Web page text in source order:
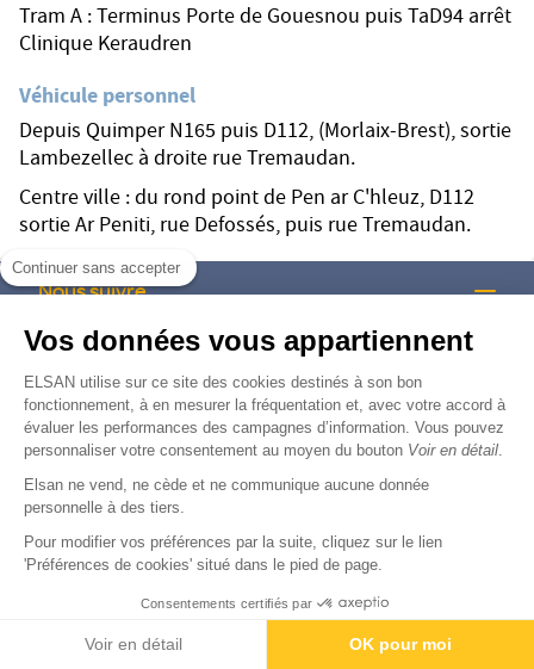
Continuer sans accepter
Vos données vous appartiennent
ELSAN utilise sur ce site des cookies destinés à son bon
fonctionnement, à en mesurer la fréquentation et, avec votre accord à
évaluer les performances des campagnes d’information. Vous pouvez
personnaliser votre consentement au moyen du bouton Voir en détail
Elsan ne vend, ne cède et ne communique aucune donnée
personnelle à des tiers.
Pour modifier vos préférences par la suite, cliquez sur le lien
'Préférences de cookies' situé dans le pied de page.
Consentements certifiés par
Voir en détail OK pour moi
Tram A : Terminus Porte de Gouesnou puis TaD94 arrêt
Clinique Keraudren
Véhicule personnel
Depuis Quimper N165 puis D112, (Morlaix-Brest), sortie
Lambezellec à droite rue Tremaudan.
Centre ville : du rond point de Pen ar C'hleuz, D112
sortie Ar Peniti, rue Defossés, puis rue Tremaudan.
Nous suivre
facebook-brands
instagramlinkedin-brands
tiktok-brands
youtube
Nous trouver
Nous rejoindre
Devenir fournisseur